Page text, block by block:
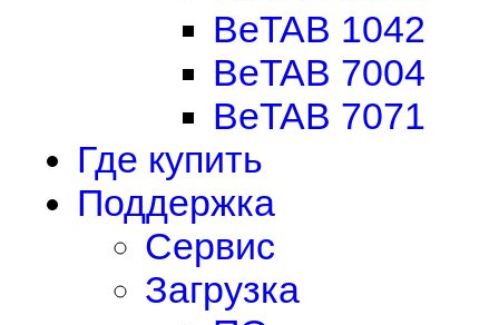
BeTAB 1042
BeTAB 7004
BeTAB 7071
Где купить
Поддержка
Сервис
Загрузка